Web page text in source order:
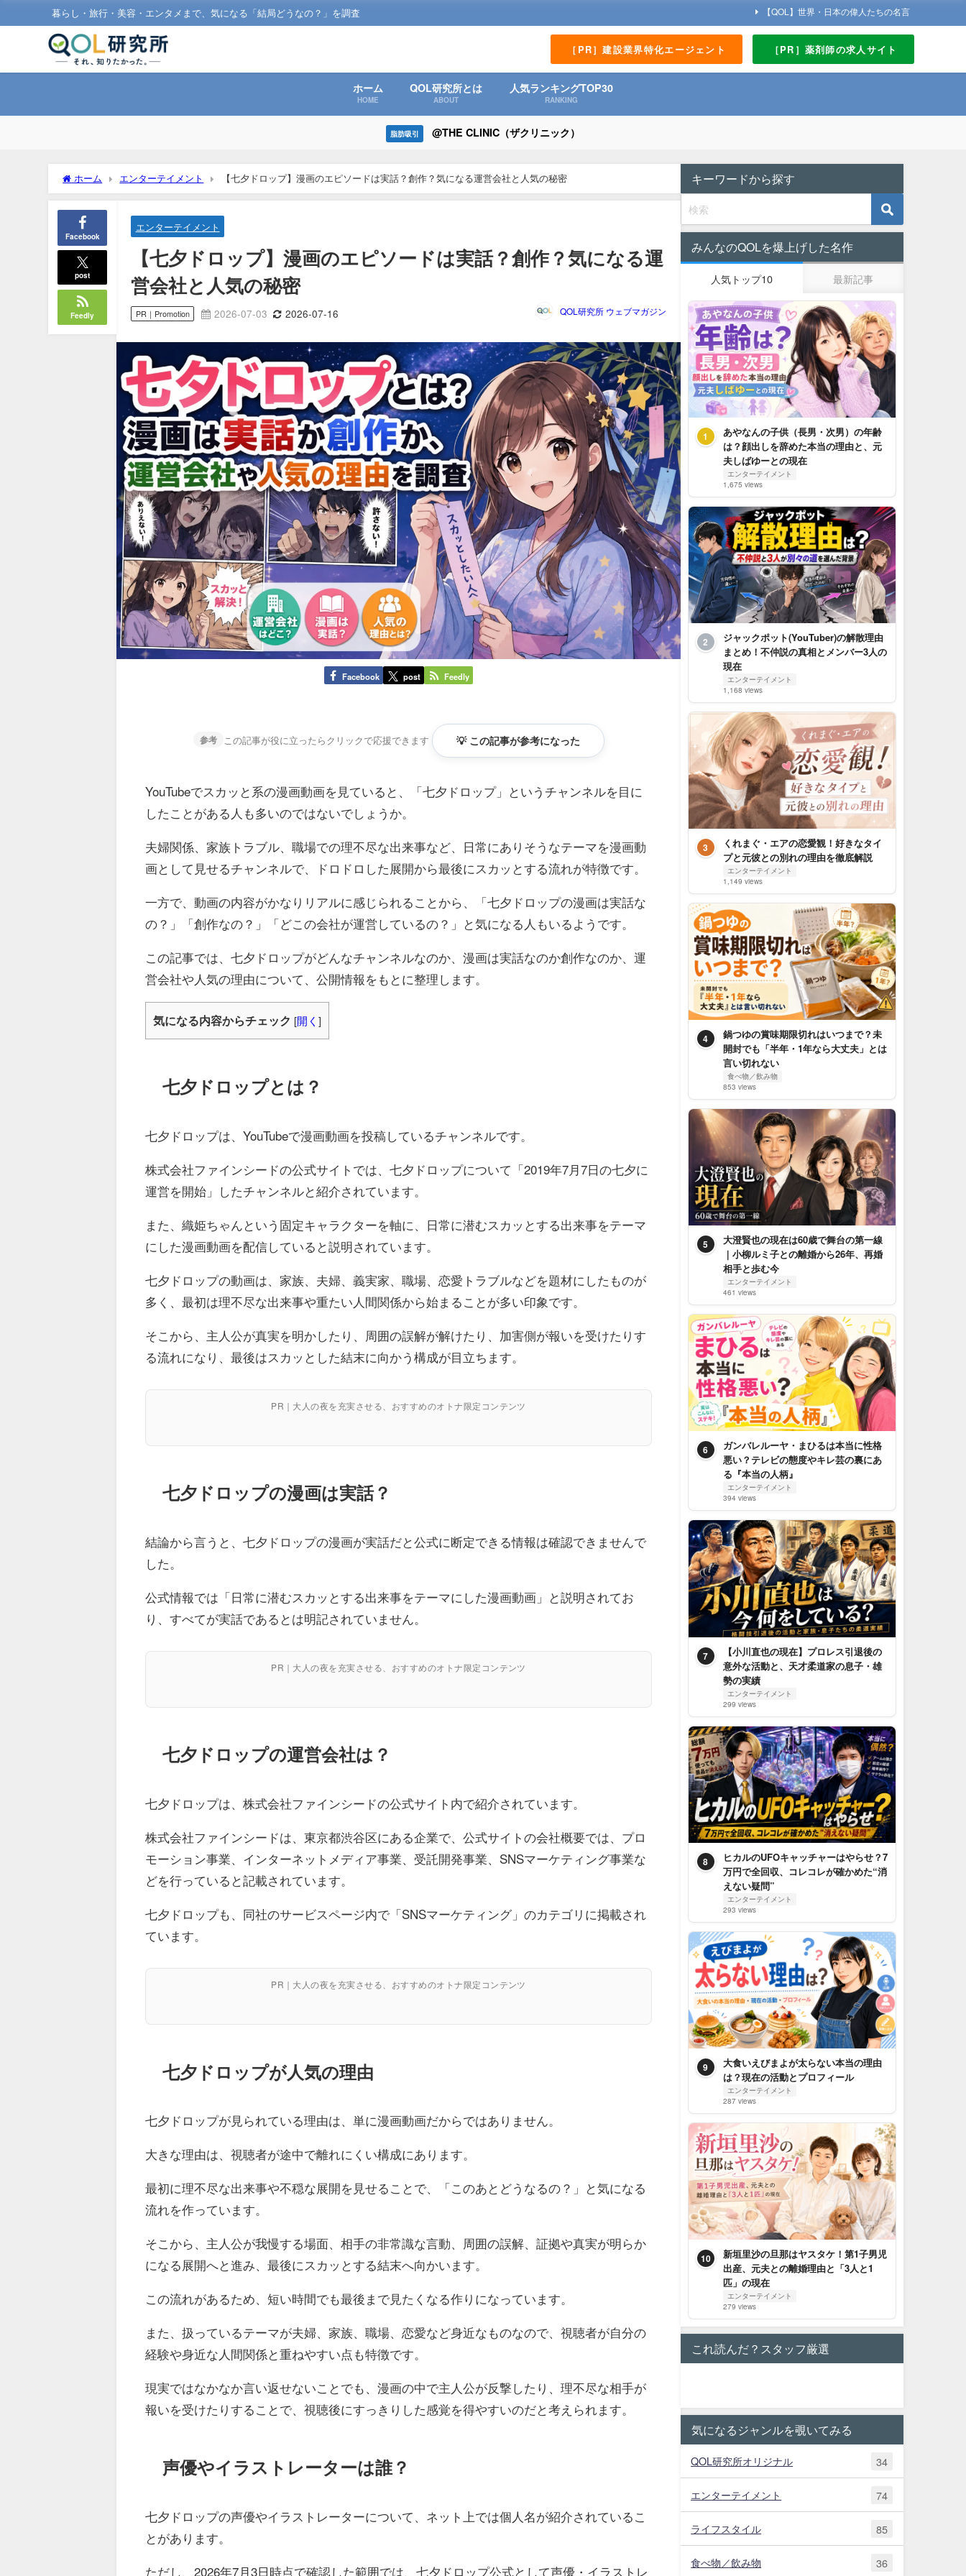
暮らし・旅行・美容・エンタメまで、気になる「結局どうなの？」を調査 【QOL】世界・日本の偉人たちの名言
［PR］建設業界特化エージェント ［PR］薬剤師の求人サイト
ホーム
HOME
QOL研究所とは
ABOUT
人気ランキングTOP30
RANKING
脂肪吸引 @THE CLINIC（ザクリニック）
ホーム エンターテイメント 【七夕ドロップ】漫画のエピソードは実話？創作？気になる運営会社と人気の秘密
Facebook
post
Feedly
エンターテイメント
【七夕ドロップ】漫画のエピソードは実話？創作？気になる運
営会社と人気の秘密
PR｜Promotion 2026-07-03 2026-07-16 QOL研究所 ウェブマガジン
Facebook post Feedly
参考 この記事が役に立ったらクリックで応援できます 💡 この記事が参考になった
YouTubeでスカッと系の漫画動画を見ていると、「七夕ドロップ」というチャンネルを目に
したことがある人も多いのではないでしょうか。
夫婦関係、家族トラブル、職場での理不尽な出来事など、日常にありそうなテーマを漫画動
画として見せるチャンネルで、ドロドロした展開から最後にスカッとする流れが特徴です。
一方で、動画の内容がかなりリアルに感じられることから、「七夕ドロップの漫画は実話な
の？」「創作なの？」「どこの会社が運営しているの？」と気になる人もいるようです。
この記事では、七夕ドロップがどんなチャンネルなのか、漫画は実話なのか創作なのか、運
営会社や人気の理由について、公開情報をもとに整理します。
気になる内容からチェック [開く]
七夕ドロップとは？
七夕ドロップは、YouTubeで漫画動画を投稿しているチャンネルです。
株式会社ファインシードの公式サイトでは、七夕ドロップについて「2019年7月7日の七夕に
運営を開始」したチャンネルと紹介されています。
また、織姫ちゃんという固定キャラクターを軸に、日常に潜むスカッとする出来事をテーマ
にした漫画動画を配信していると説明されています。
七夕ドロップの動画は、家族、夫婦、義実家、職場、恋愛トラブルなどを題材にしたものが
多く、最初は理不尽な出来事や重たい人間関係から始まることが多い印象です。
そこから、主人公が真実を明かしたり、周囲の誤解が解けたり、加害側が報いを受けたりす
る流れになり、最後はスカッとした結末に向かう構成が目立ちます。
PR｜大人の夜を充実させる、おすすめのオトナ限定コンテンツ
七夕ドロップの漫画は実話？
結論から言うと、七夕ドロップの漫画が実話だと公式に断定できる情報は確認できませんで
した。
公式情報では「日常に潜むスカッとする出来事をテーマにした漫画動画」と説明されてお
り、すべてが実話であるとは明記されていません。
PR｜大人の夜を充実させる、おすすめのオトナ限定コンテンツ
七夕ドロップの運営会社は？
七夕ドロップは、株式会社ファインシードの公式サイト内で紹介されています。
株式会社ファインシードは、東京都渋谷区にある企業で、公式サイトの会社概要では、プロ
モーション事業、インターネットメディア事業、受託開発事業、SNSマーケティング事業な
どを行っていると記載されています。
七夕ドロップも、同社のサービスページ内で「SNSマーケティング」のカテゴリに掲載され
ています。
PR｜大人の夜を充実させる、おすすめのオトナ限定コンテンツ
七夕ドロップが人気の理由
七夕ドロップが見られている理由は、単に漫画動画だからではありません。
大きな理由は、視聴者が途中で離れにくい構成にあります。
最初に理不尽な出来事や不穏な展開を見せることで、「このあとどうなるの？」と気になる
流れを作っています。
そこから、主人公が我慢する場面、相手の非常識な言動、周囲の誤解、証拠や真実が明らか
になる展開へと進み、最後にスカッとする結末へ向かいます。
この流れがあるため、短い時間でも最後まで見たくなる作りになっています。
また、扱っているテーマが夫婦、家族、職場、恋愛など身近なものなので、視聴者が自分の
経験や身近な人間関係と重ねやすい点も特徴です。
現実ではなかなか言い返せないことでも、漫画の中で主人公が反撃したり、理不尽な相手が
報いを受けたりすることで、視聴後にすっきりした感覚を得やすいのだと考えられます。
声優やイラストレーターは誰？
七夕ドロップの声優やイラストレーターについて、ネット上では個人名が紹介されているこ
とがあります。
ただし、2026年7月3日時点で確認した範囲では、七夕ドロップ公式として声優・イラストレ
キーワードから探す
みんなのQOLを爆上げした名作
人気トップ10 最新記事
1
あやなんの子供（長男・次男）の年齢
は？顔出しを辞めた本当の理由と、元
夫しばゆーとの現在
エンターテイメント
1,675 views
2
ジャックポット(YouTuber)の解散理由
まとめ！不仲説の真相とメンバー3人の
現在
エンターテイメント
1,168 views
3
くれまぐ・エアの恋愛観！好きなタイ
プと元彼との別れの理由を徹底解説
エンターテイメント
1,149 views
4
鍋つゆの賞味期限切れはいつまで？未
開封でも「半年・1年なら大丈夫」とは
言い切れない
食べ物／飲み物
853 views
5
大澄賢也の現在は60歳で舞台の第一線
｜小柳ルミ子との離婚から26年、再婚
相手と歩む今
エンターテイメント
461 views
6
ガンバレルーヤ・まひるは本当に性格
悪い？テレビの態度やキレ芸の裏にあ
る『本当の人柄』
エンターテイメント
394 views
7
【小川直也の現在】プロレス引退後の
意外な活動と、天才柔道家の息子・雄
勢の実績
エンターテイメント
299 views
8
ヒカルのUFOキャッチャーはやらせ？7
万円で全回収、コレコレが確かめた“消
えない疑問”
エンターテイメント
293 views
9
大食いえびまよが太らない本当の理由
は？現在の活動とプロフィール
エンターテイメント
287 views
10
新垣里沙の旦那はヤスタケ！第1子男児
出産、元夫との離婚理由と「3人と1
匹」の現在
エンターテイメント
279 views
これ読んだ？スタッフ厳選
気になるジャンルを覗いてみる
QOL研究所オリジナル 34
エンターテイメント 74
ライフスタイル 85
食べ物／飲み物 36